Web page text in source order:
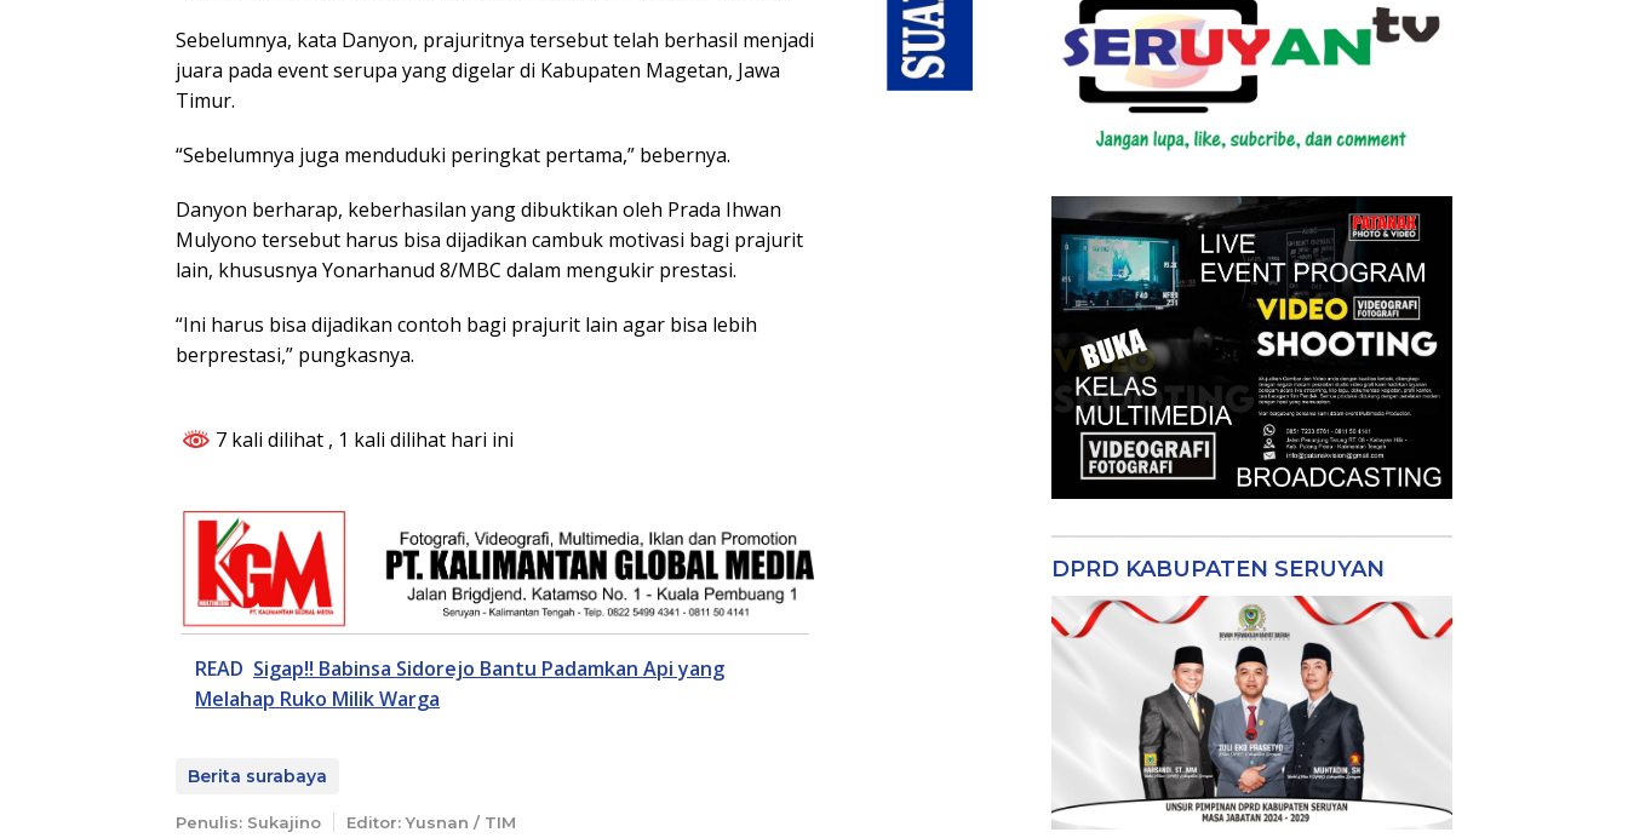
Sebelumnya, kata Danyon, prajuritnya tersebut telah berhasil menjadi
juara pada event serupa yang digelar di Kabupaten Magetan, Jawa
Timur.
“Sebelumnya juga menduduki peringkat pertama,” bebernya.
Danyon berharap, keberhasilan yang dibuktikan oleh Prada Ihwan
Mulyono tersebut harus bisa dijadikan cambuk motivasi bagi prajurit
lain, khususnya Yonarhanud 8/MBC dalam mengukir prestasi.
“Ini harus bisa dijadikan contoh bagi prajurit lain agar bisa lebih
berprestasi,” pungkasnya.
7 kali dilihat , 1 kali dilihat hari ini
READ Sigap!! Babinsa Sidorejo Bantu Padamkan Api yang
Melahap Ruko Milik Warga
Berita surabaya
Penulis: Sukajino Editor: Yusnan / TIM
DPRD KABUPATEN SERUYAN